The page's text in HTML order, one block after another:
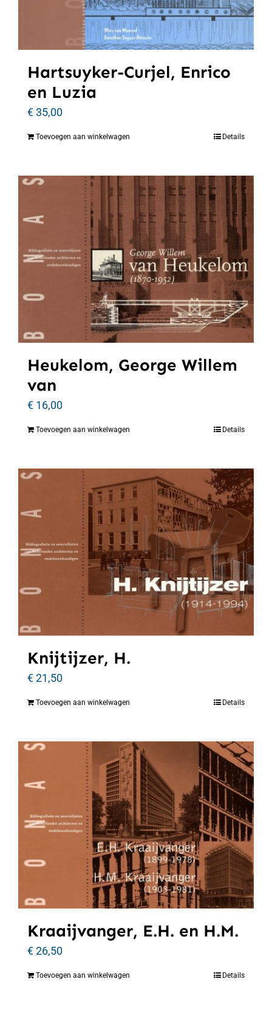
Hartsuyker-Curjel, Enrico
en Luzia
€35,00
Toevoegen aan winkelwagen Details
Heukelom, George Willem
van
€ 16,00
Toevoegen aan winkelwagen Details
Knijtijzer, H.
€21,50
Toevoegen aan winkelwagen Details
Kraaijvanger, E.H. en H.M.
€26,50
Toevoegen aan winkelwagen Details